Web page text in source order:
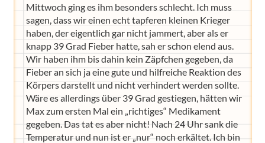
Mittwoch ging es ihm besonders schlecht. Ich muss
sagen, dass wir einen echt tapferen kleinen Krieger
haben, der eigentlich gar nicht jammert, aber als er
knapp 39 Grad Fieber hatte, sah er schon elend aus.
Wir haben ihm bis dahin kein Zäpfchen gegeben, da
Fieber an sich ja eine gute und hilfreiche Reaktion des
Körpers darstellt und nicht verhindert werden sollte.
Wäre es allerdings über 39 Grad gestiegen, hätten wir
Max zum ersten Mal ein „richtiges“ Medikament
gegeben. Das tat es aber nicht! Nach 24 Uhr sank die
Temperatur und nun ist er „nur“ noch erkältet. Ich bin